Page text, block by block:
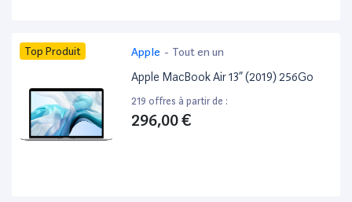
Top Produit Apple - Tout en un
Apple MacBook Air 13” (2019) 256Go
219 offres à partir de :
296,00 €